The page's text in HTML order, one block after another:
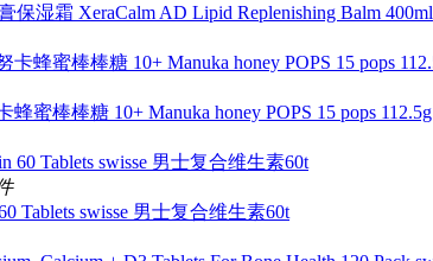
保湿霜 XeraCalm AD Lipid Replenishing Balm 400ml
蜜棒棒糖 10+ Manuka honey POPS 15 pops 112.5g
Tablets swisse 男士复合维生素60t